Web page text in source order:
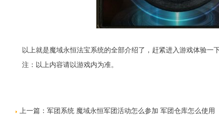
以上就是魔域永恒法宝系统的全部介绍了，赶紧进入游戏体验一
注：以上内容请以游戏内为准。
上一篇： 军团系统 魔域永恒军团活动怎么参加 军团仓库怎么使用